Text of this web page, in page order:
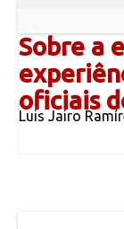
Sobre a
oficiais
Luis Jairo